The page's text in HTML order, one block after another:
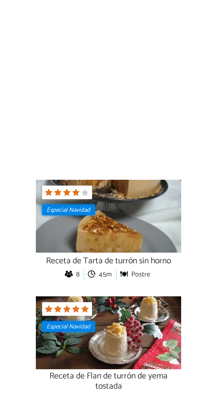
Especial Navidad
Receta de Tarta de turrón sin horno
8 45m Postre
Especial Navidad
Receta de Flan de turrón de yema
tostada